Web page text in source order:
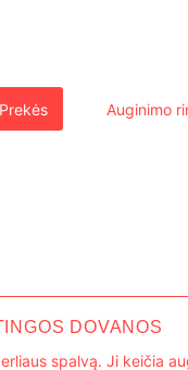
Auginimo
DOVANOS
spalvą. Ji keičia